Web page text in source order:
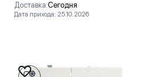
Доставка:Сегодня
Дата прихода: 25.10.2026